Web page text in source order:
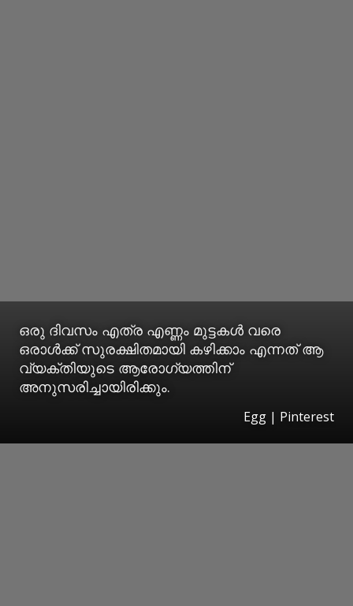
ഒരു ദിവസം എത്ര എണ്ണം മുട്ടകള്‍ വരെ
ഒരാൾക്ക് സുരക്ഷിതമായി കഴിക്കാം എന്നത് ആ
വ്യക്തിയുടെ ആരോ​ഗ്യത്തിന്
അനുസരിച്ചായിരിക്കും.
Egg | Pinterest